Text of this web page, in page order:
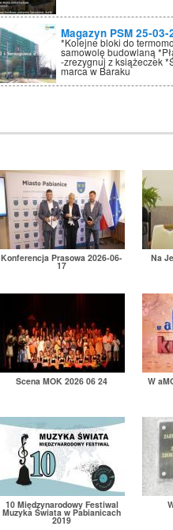
Magazyn PSM 25-03-
*Kolejne bloki do
samowolę budowlaną
-zrezygnuj z książeczek
marca w Baraku
Konferencja Prasowa 2026-06-
17
Na
Scena MOK 2026 06 24 W
10 Międzynarodowy Festiwal
Muzyka Świata w Pabianicach
2019